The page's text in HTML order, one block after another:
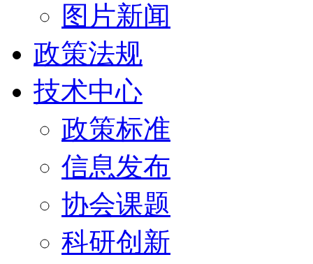
图片新闻
政策法规
技术中心
政策标准
信息发布
协会课题
科研创新